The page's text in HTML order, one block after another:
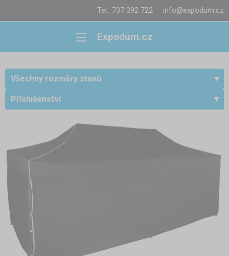
Tel.: 737 392 722 info@expodum.cz
Expodum.cz
Všechny rozměry stanů
Příslušenství